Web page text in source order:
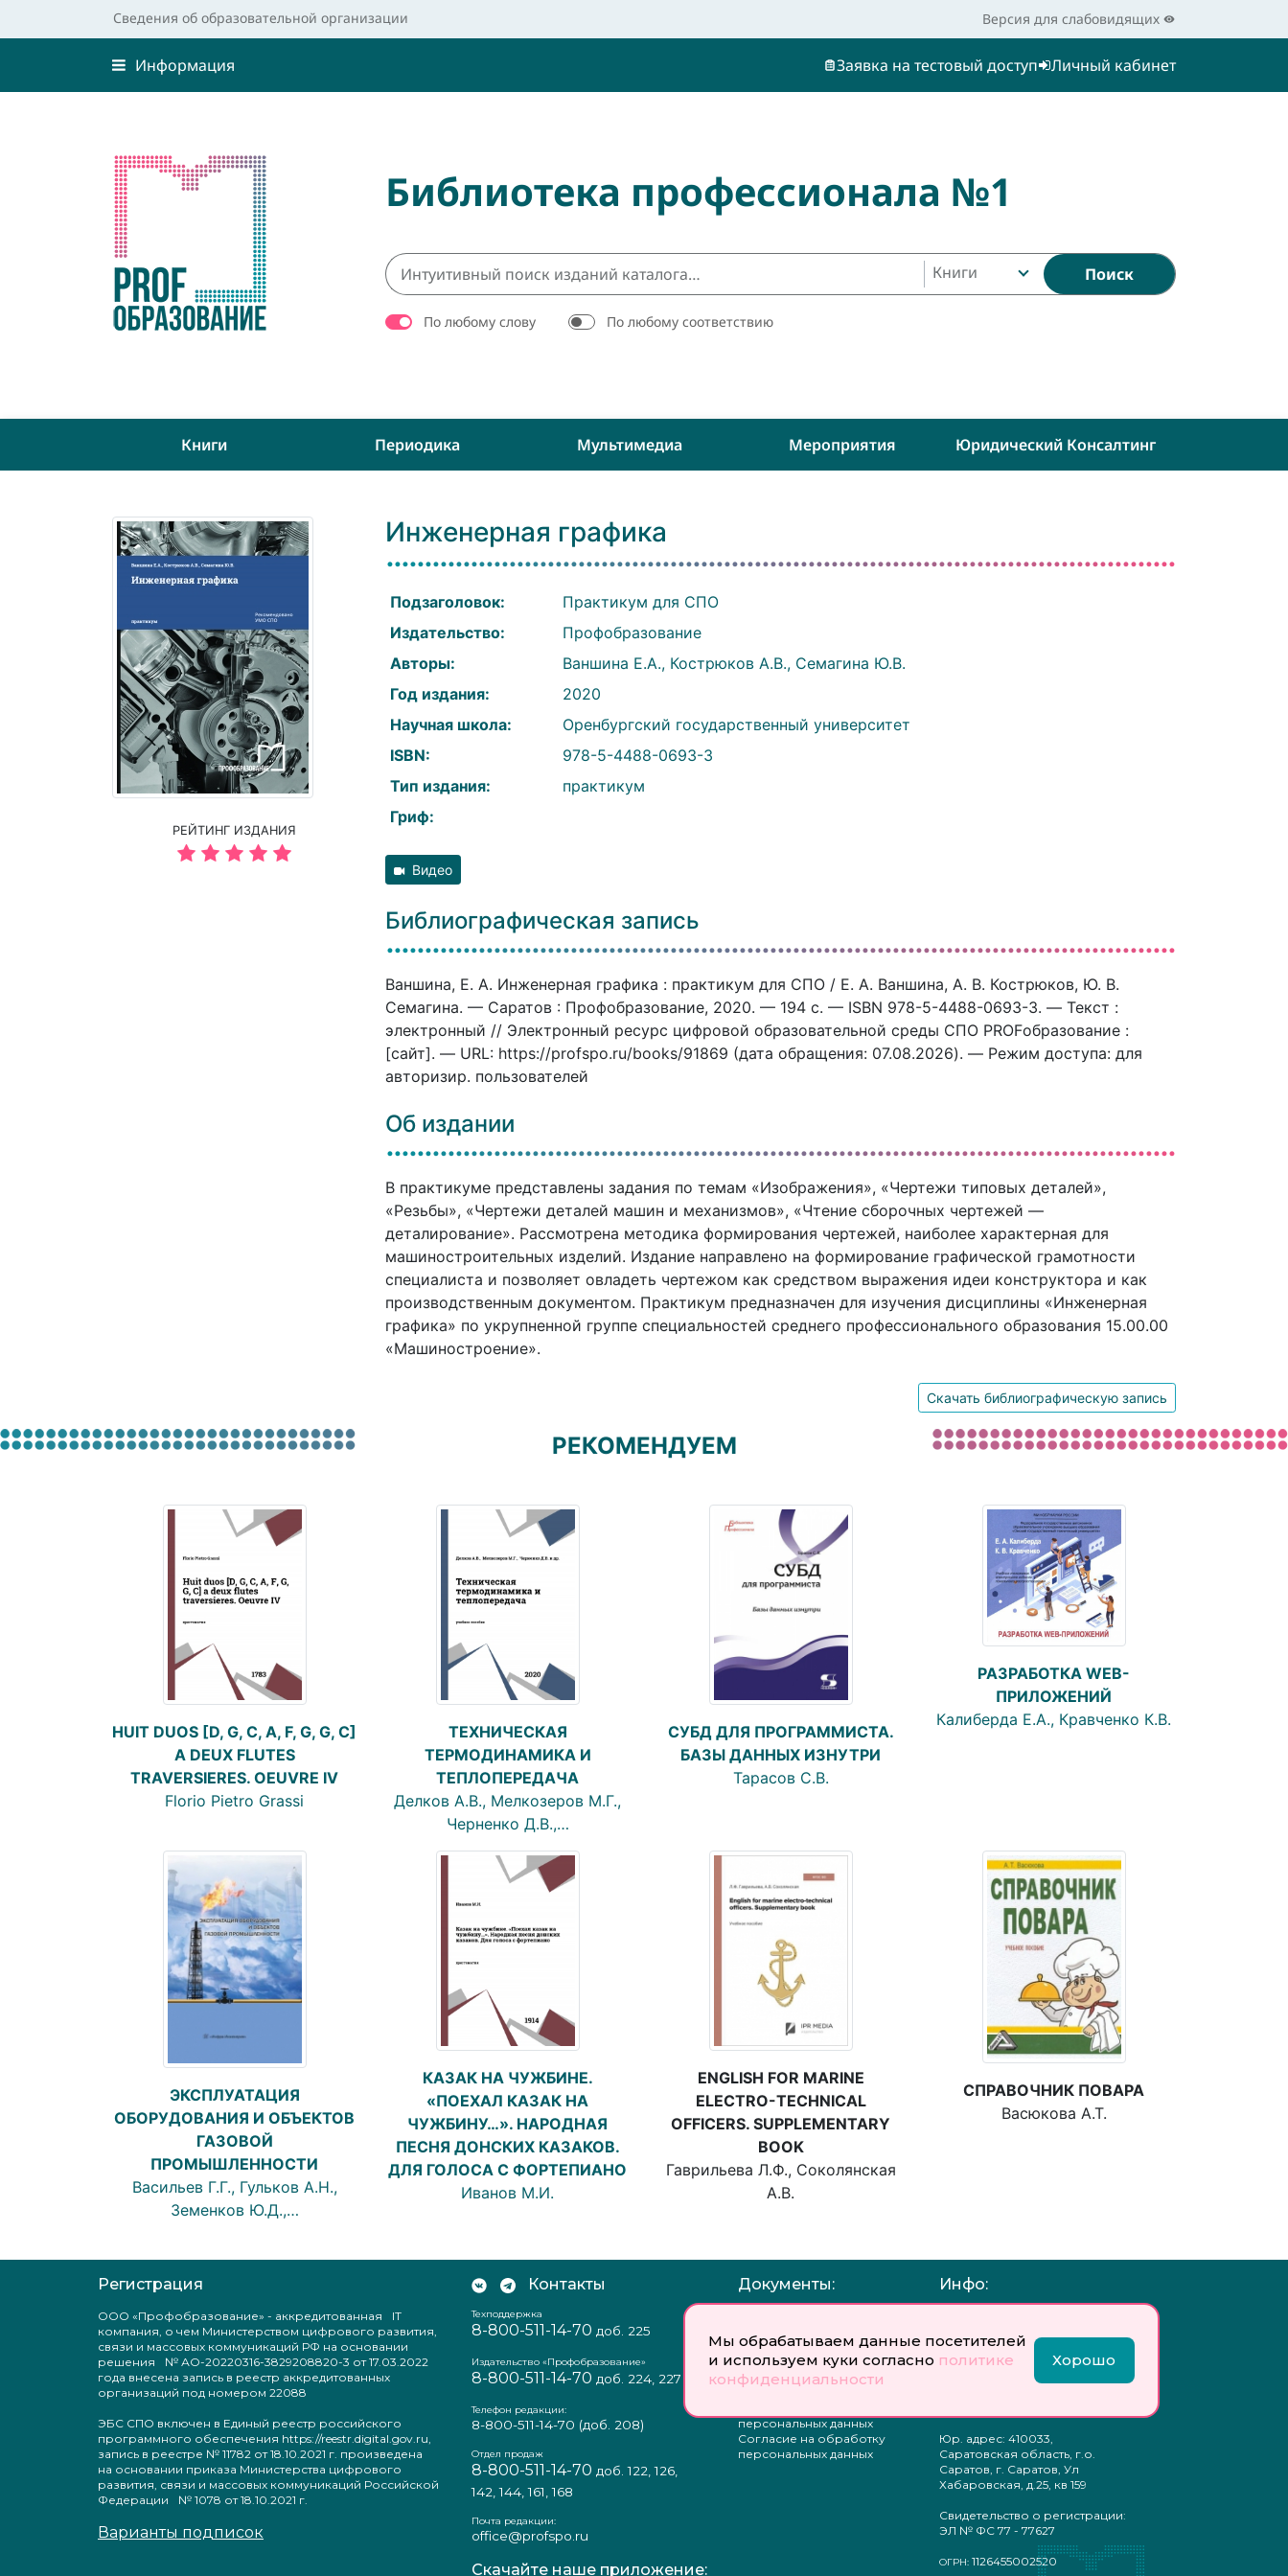
Мы обрабатываем данные посетителей
и используем куки согласно политике
конфиденциальности
Хорошо
Сведения об образовательной организации Версия для слабовидящих
Информация Заявка на тестовый доступ Личный кабинет
Библиотека профессионала №1
Книги Поиск
По любому слову По любому соответствию
Книги Периодика Мультимедиа Мероприятия Юридический Консалтинг
РЕЙТИНГ ИЗДАНИЯ
Инженерная графика
Подзаголовок:
Практикум для СПО
Издательство:
Профобразование
Авторы:
Ваншина Е.А., Кострюков А.В., Семагина Ю.В.
Год издания:
2020
Научная школа:
Оренбургский государственный университет
ISBN:
978-5-4488-0693-3
Тип издания:
практикум
Гриф:
Видео
Библиографическая запись
Ваншина, Е. А. Инженерная графика : практикум для СПО / Е. А. Ваншина, А. В. Кострюков, Ю. В.
Семагина. — Саратов : Профобразование, 2020. — 194 c. — ISBN 978-5-4488-0693-3. — Текст :
электронный // Электронный ресурс цифровой образовательной среды СПО PROFобразование :
[сайт]. — URL: https://profspo.ru/books/91869 (дата обращения: 07.08.2026). — Режим доступа: для
авторизир. пользователей
Об издании
В практикуме представлены задания по темам «Изображения», «Чертежи типовых деталей»,
«Резьбы», «Чертежи деталей машин и механизмов», «Чтение сборочных чертежей —
деталирование». Рассмотрена методика формирования чертежей, наиболее характерная для
машиностроительных изделий. Издание направлено на формирование графической грамотности
специалиста и позволяет овладеть чертежом как средством выражения идеи конструктора и как
производственным документом. Практикум предназначен для изучения дисциплины «Инженерная
графика» по укрупненной группе специальностей среднего профессионального образования 15.00.00
«Машиностроение».
Скачать библиографическую запись
РЕКОМЕНДУЕМ
HUIT DUOS [D, G, C, A, F, G, G, C]
A DEUX FLUTES
TRAVERSIERES. ОEUVRE IV
Florio Pietro Grassi
ТЕХНИЧЕСКАЯ
ТЕРМОДИНАМИКА И
ТЕПЛОПЕРЕДАЧА
Делков А.В., Мелкозеров М.Г.,
Черненко Д.В.,…
СУБД ДЛЯ ПРОГРАММИСТА.
БАЗЫ ДАННЫХ ИЗНУТРИ
Тарасов С.В.
РАЗРАБОТКА WEB-
ПРИЛОЖЕНИЙ
Калиберда Е.А., Кравченко К.В.
ЭКСПЛУАТАЦИЯ
ОБОРУДОВАНИЯ И ОБЪЕКТОВ
ГАЗОВОЙ
ПРОМЫШЛЕННОСТИ
Васильев Г.Г., Гульков А.Н.,
Земенков Ю.Д.,…
КАЗАК НА ЧУЖБИНЕ.
«ПОЕХАЛ КАЗАК НА
ЧУЖБИНУ…». НАРОДНАЯ
ПЕСНЯ ДОНСКИХ КАЗАКОВ.
ДЛЯ ГОЛОСА С ФОРТЕПИАНО
Иванов М.И.
ENGLISH FOR MARINE
ELECTRO-TECHNICAL
OFFICERS. SUPPLEMENTARY
BOOK
Гаврильева Л.Ф., Соколянская
А.В.
СПРАВОЧНИК ПОВАРА
Васюкова А.Т.
Регистрация
ООО «Профобразование» - аккредитованная IT
компания, о чем Министерством цифрового развития,
связи и массовых коммуникаций РФ на основании
решения № АО-20220316-3829208820-3 от 17.03.2022
года внесена запись в реестр аккредитованных
организаций под номером 22088
ЭБС СПО включен в Единый реестр российского
программного обеспечения https://reestr.digital.gov.ru,
запись в реестре № 11782 от 18.10.2021 г. произведена
на основании приказа Министерства цифрового
развития, связи и массовых коммуникаций Российской
Федерации № 1078 от 18.10.2021 г.
Варианты подписок
Контакты
Техподдержка
8-800-511-14-70 доб. 225
Издательство «Профобразование»
8-800-511-14-70 доб. 224, 227
Телефон редакции:
8-800-511-14-70 (доб. 208)
Отдел продаж
8-800-511-14-70 доб. 122, 126,
142, 144, 161, 168
Почта редакции:
office@profspo.ru
Скачайте наше приложение:
Документы:
Пользовательское
соглашение
Политика
конфиденциальности
персональных данных
Согласие на обработку
персональных данных
Инфо:
ответственностью
«Профобразование»
Юр. адрес: 410033,
Саратовская область, г.о.
Саратов, г. Саратов, Ул
Хабаровская, д.25, кв 159
Свидетельство о регистрации:
ЭЛ № ФС 77 - 77627
ОГРН: 1126455002520